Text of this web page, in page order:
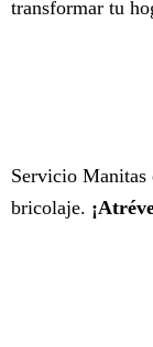
transformar tu
Servicio Manitas
bricolaje.